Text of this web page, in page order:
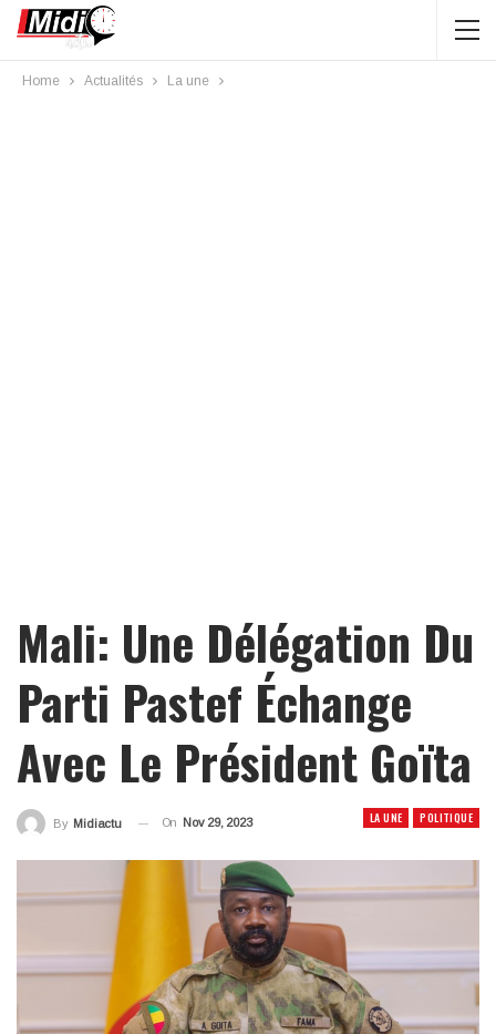
Home Actualités La une
Mali: Une Délégation Du
Parti Pastef Échange
Avec Le Président Goïta
LA UNE POLITIQUE
By Midiactu On Nov 29, 2023